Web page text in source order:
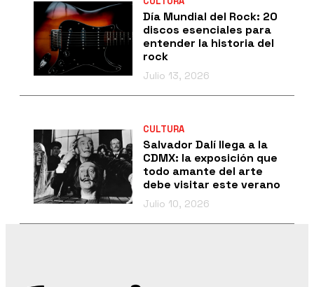
Día Mundial del Rock: 20
discos esenciales para
entender la historia del
rock
Julio 13, 2026
CULTURA
Salvador Dalí llega a la
CDMX: la exposición que
todo amante del arte
debe visitar este verano
Julio 10, 2026